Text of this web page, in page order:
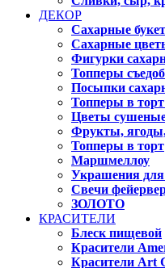
ДЕКОР
Сахарные
Сахарные
Фигурки
Топперы
Посыпки
Топперы в
Цветы
Фрукты,
Топперы в торт
Маршмеллоу
Украшения для
Свечи
ЗОЛОТО
КРАСИТЕЛИ
Блеск пищевой
Красители
Красители Art